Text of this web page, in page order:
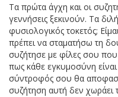
Τα πρώτα άγχη και οι
γεννήσεις ξεκινούν. Τα
φυσιολογικός τοκετός;
πρέπει να σταματήσω τη
συζήτησε με φίλες σου
πως κάθε εγκυμοσύνη
σύντροφός σου θα
συζήτηση αυτή δεν χωράει